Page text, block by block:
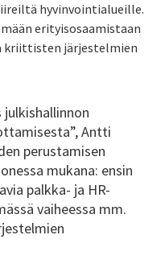
hyvinvointialueille.
erityisosaamistaan
kriittisten järjestelmien
Antti
perustamisen
mukana: ensin
palkka- ja HR-
vaiheessa mm.